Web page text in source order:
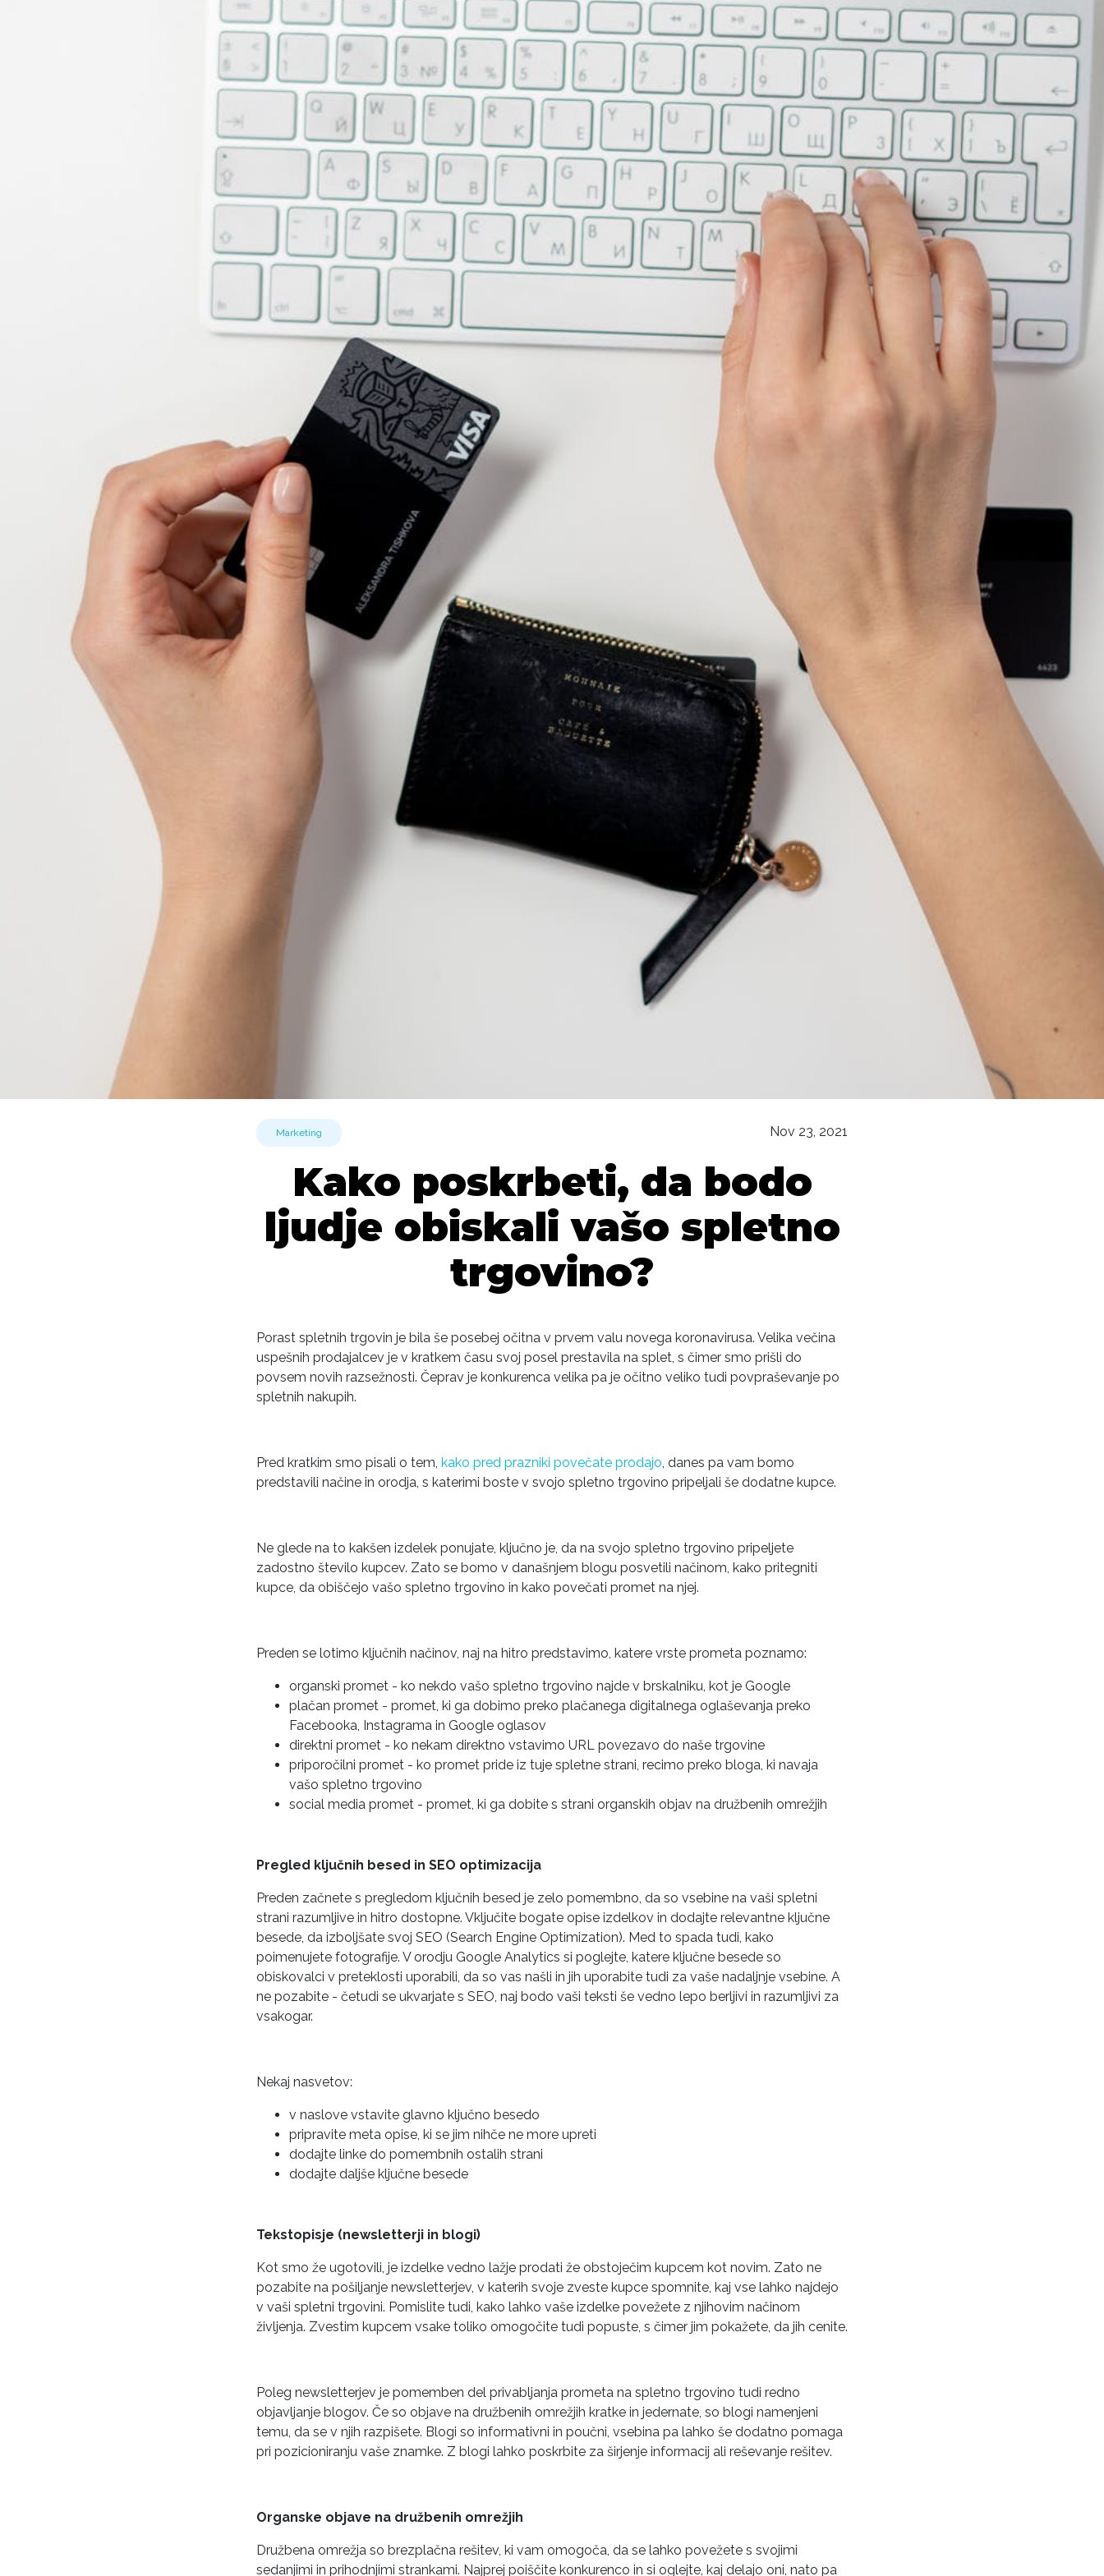
Marketing Nov 23, 2021
Kako poskrbeti, da bodo
ljudje obiskali vašo spletno
trgovino?
Porast spletnih trgovin je bila še posebej očitna v prvem valu novega koronavirusa. Velika večina
uspešnih prodajalcev je v kratkem času svoj posel prestavila na splet, s čimer smo prišli do
povsem novih razsežnosti. Čeprav je konkurenca velika pa je očitno veliko tudi povpraševanje po
spletnih nakupih.
Pred kratkim smo pisali o tem, kako pred prazniki povečate prodajo, danes pa vam bomo
predstavili načine in orodja, s katerimi boste v svojo spletno trgovino pripeljali še dodatne kupce.
Ne glede na to kakšen izdelek ponujate, ključno je, da na svojo spletno trgovino pripeljete
zadostno število kupcev. Zato se bomo v današnjem blogu posvetili načinom, kako pritegniti
kupce, da obiščejo vašo spletno trgovino in kako povečati promet na njej.
Preden se lotimo ključnih načinov, naj na hitro predstavimo, katere vrste prometa poznamo:
organski promet - ko nekdo vašo spletno trgovino najde v brskalniku, kot je Google
plačan promet - promet, ki ga dobimo preko plačanega digitalnega oglaševanja preko
Facebooka, Instagrama in Google oglasov
direktni promet - ko nekam direktno vstavimo URL povezavo do naše trgovine
priporočilni promet - ko promet pride iz tuje spletne strani, recimo preko bloga, ki navaja
vašo spletno trgovino
social media promet - promet, ki ga dobite s strani organskih objav na družbenih omrežjih
Pregled ključnih besed in SEO optimizacija
Preden začnete s pregledom ključnih besed je zelo pomembno, da so vsebine na vaši spletni
strani razumljive in hitro dostopne. Vključite bogate opise izdelkov in dodajte relevantne ključne
besede, da izboljšate svoj SEO (Search Engine Optimization). Med to spada tudi, kako
poimenujete fotografije. V orodju Google Analytics si poglejte, katere ključne besede so
obiskovalci v preteklosti uporabili, da so vas našli in jih uporabite tudi za vaše nadaljnje vsebine. A
ne pozabite - četudi se ukvarjate s SEO, naj bodo vaši teksti še vedno lepo berljivi in razumljivi za
vsakogar.
Nekaj nasvetov:
v naslove vstavite glavno ključno besedo
pripravite meta opise, ki se jim nihče ne more upreti
dodajte linke do pomembnih ostalih strani
dodajte daljše ključne besede
Tekstopisje (newsletterji in blogi)
Kot smo že ugotovili, je izdelke vedno lažje prodati že obstoječim kupcem kot novim. Zato ne
pozabite na pošiljanje newsletterjev, v katerih svoje zveste kupce spomnite, kaj vse lahko najdejo
v vaši spletni trgovini. Pomislite tudi, kako lahko vaše izdelke povežete z njihovim načinom
življenja. Zvestim kupcem vsake toliko omogočite tudi popuste, s čimer jim pokažete, da jih cenite.
Poleg newsletterjev je pomemben del privabljanja prometa na spletno trgovino tudi redno
objavljanje blogov. Če so objave na družbenih omrežjih kratke in jedernate, so blogi namenjeni
temu, da se v njih razpišete. Blogi so informativni in poučni, vsebina pa lahko še dodatno pomaga
pri pozicioniranju vaše znamke. Z blogi lahko poskrbite za širjenje informacij ali reševanje rešitev.
Organske objave na družbenih omrežjih
Družbena omrežja so brezplačna rešitev, ki vam omogoča, da se lahko povežete s svojimi
sedanjimi in prihodnjimi strankami. Najprej poiščite konkurenco in si oglejte, kaj delajo oni, nato pa